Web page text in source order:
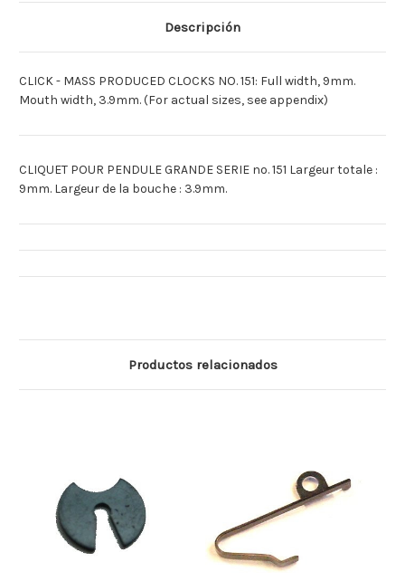
151 151
Descripción
CLICK - MASS PRODUCED CLOCKS NO. 151: Full width, 9mm.
Mouth width, 3.9mm. (For actual sizes, see appendix)
CLIQUET POUR PENDULE GRANDE SERIE no. 151 Largeur totale :
9mm. Largeur de la bouche : 3.9mm.
Productos relacionados